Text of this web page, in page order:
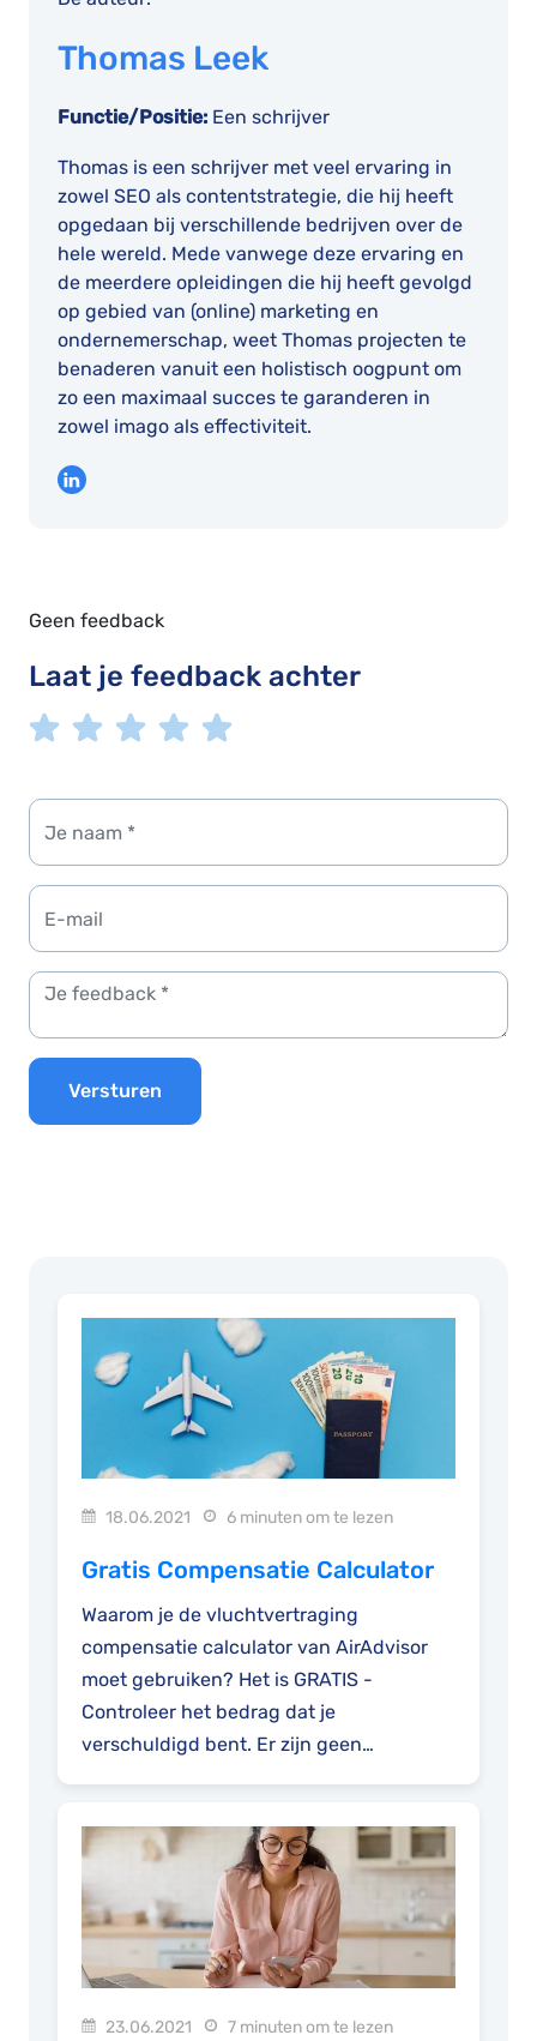
Thomas Leek
Functie/Positie: Een schrijver
Thomas is een schrijver met veel ervaring in
zowel SEO als contentstrategie, die hij heeft
opgedaan bij verschillende bedrijven over de
hele wereld. Mede vanwege deze ervaring en
de meerdere opleidingen die hij heeft gevolgd
op gebied van (online) marketing en
ondernemerschap, weet Thomas projecten te
benaderen vanuit een holistisch oogpunt om
zo een maximaal succes te garanderen in
zowel imago als effectiviteit.
Geen feedback
Laat je feedback achter
Versturen
18.06.2021 6 minuten om te lezen
Gratis Compensatie Calculator
Waarom je de vluchtvertraging
compensatie calculator van AirAdvisor
moet gebruiken? Het is GRATIS -
Controleer het bedrag dat je
verschuldigd bent. Er zijn geen
23.06.2021 7 minuten om te lezen